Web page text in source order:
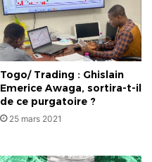
Togo/ Trading : Ghislain
Emerice Awaga, sortira-t-il
de ce purgatoire ?
25 mars 2021